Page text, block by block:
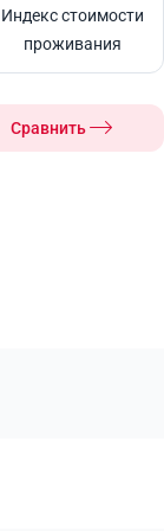
Индекс стоимости
проживания
Сравнить